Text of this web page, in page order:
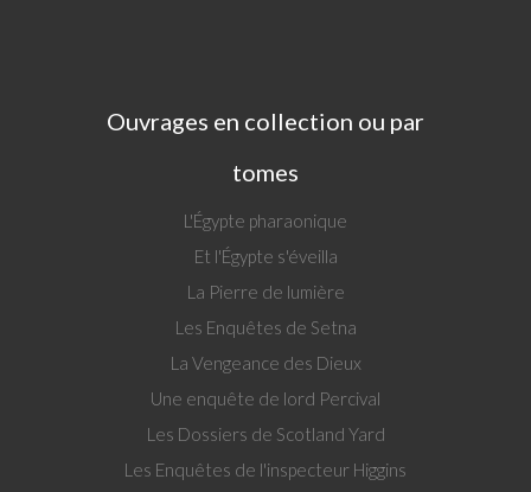
Ouvrages en collection ou par
tomes
L'Égypte pharaonique
Et l'Égypte s'éveilla
La Pierre de lumière
Les Enquêtes de Setna
La Vengeance des Dieux
Une enquête de lord Percival
Les Dossiers de Scotland Yard
Les Enquêtes de l'inspecteur Higgins